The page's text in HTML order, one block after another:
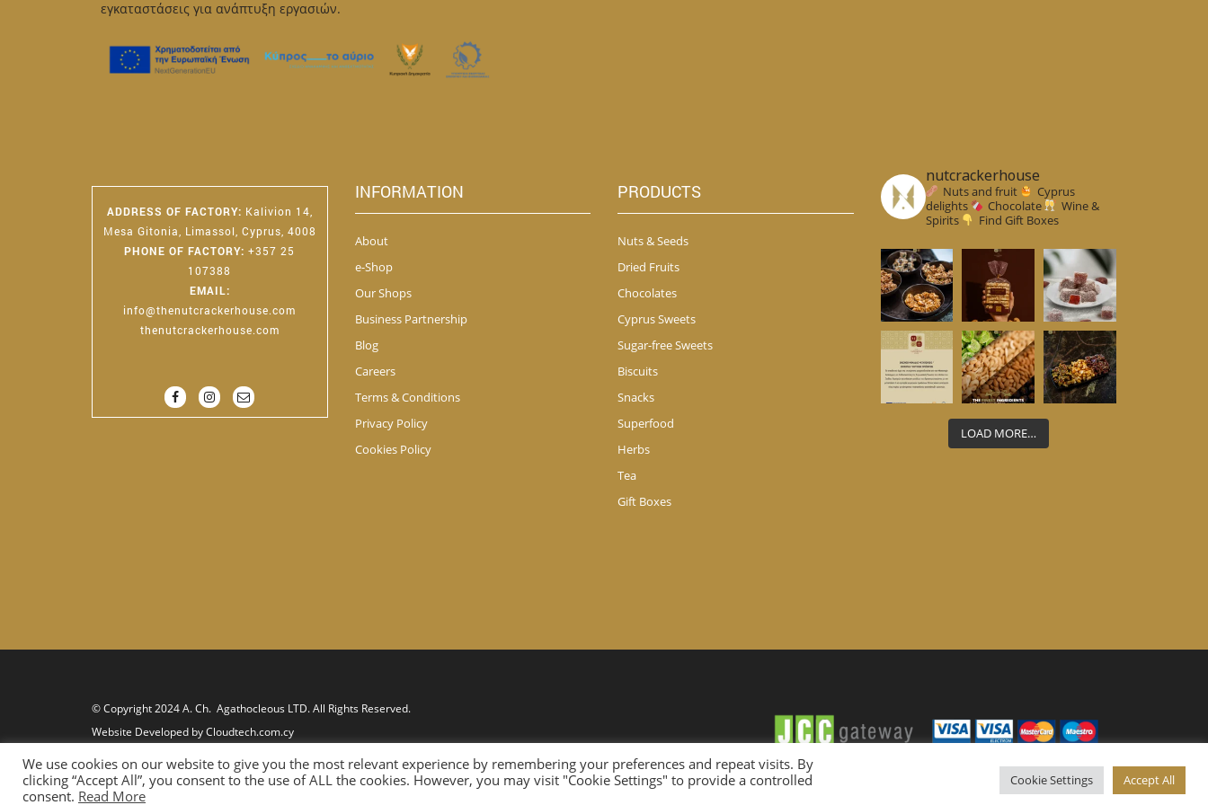
the
page
εγκαταστάσεις για ανάπτυξη εργασιών.
ADDRESS OF FACTORY: Kalivion 14,
Mesa Gitonia, Limassol, Cyprus, 4008
PHONE OF FACTORY: +357 25
107388
EMAIL:
info@thenutcrackerhouse.com
thenutcrackerhouse.com
INFORMATION
About
e-Shop
Our Shops
Business Partnership
Blog
Careers
Terms & Conditions
Privacy Policy
Cookies Policy
PRODUCTS
Nuts & Seeds
Dried Fruits
Chocolates
Cyprus Sweets
Sugar-free Sweets
Biscuits
Snacks
Superfood
Herbs
Tea
Gift Boxes
nutcrackerhouse
Nuts and fruit
Cyprus
delights
Chocolate
Wine &
Spirits
Find Gift Boxes
LOAD MORE…
© Copyright 2024 A. Ch. Agathocleous LTD. All Rights Reserved.
Website Developed byCloudtech.com.cy
We use cookies on our website to give you the most relevant experience by remembering your preferences and repeat visits. By
clicking “Accept All”, you consent to the use of ALL the cookies. However, you may visit "Cookie Settings" to provide a controlled
consent. Read More
Cookie Settings Accept All